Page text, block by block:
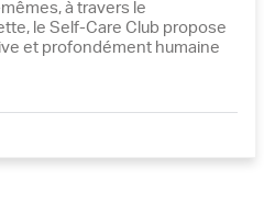
à travers le
le Self-Care Club propose
et profondément humaine